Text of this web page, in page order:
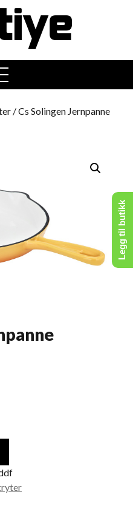
/ Cs Solingen Jernpanne
Legg til butikk